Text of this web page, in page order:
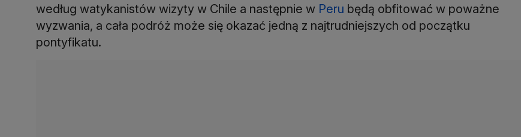
według watykanistów wizyty w Chile a następnie w Peru będą obfitować w poważne
wyzwania, a cała podróż może się okazać jedną z najtrudniejszych od początku
pontyfikatu.